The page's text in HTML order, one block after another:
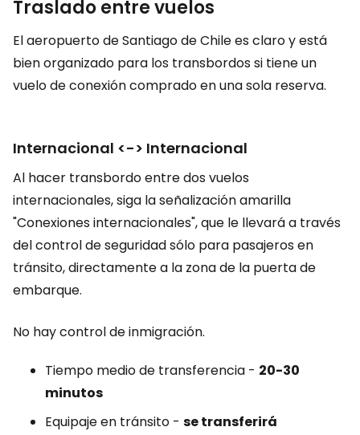
Traslado entre vuelos
El aeropuerto de Santiago de Chile es claro y está
bien organizado para los transbordos si tiene un
vuelo de conexión comprado en una sola reserva.
Internacional <-> Internacional
Al hacer transbordo entre dos vuelos
internacionales, siga la señalización amarilla
"Conexiones internacionales", que le llevará a través
del control de seguridad sólo para pasajeros en
tránsito, directamente a la zona de la puerta de
embarque.
No hay control de inmigración.
Tiempo medio de transferencia - 20-30
minutos
Equipaje en tránsito - se transferirá